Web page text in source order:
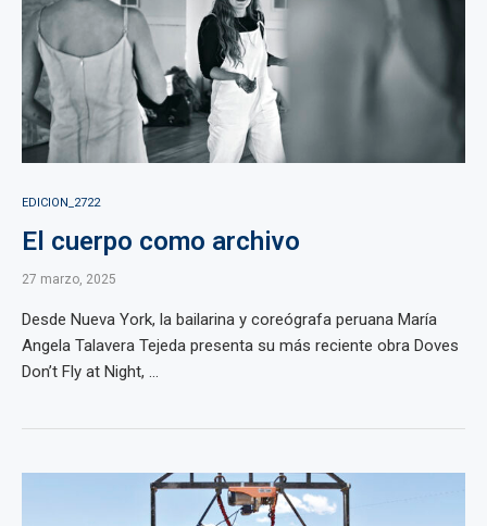
EDICION_2722
El cuerpo como archivo
27 marzo, 2025
Desde Nueva York, la bailarina y coreógrafa peruana María
Angela Talavera Tejeda presenta su más reciente obra Doves
Don’t Fly at Night, ...